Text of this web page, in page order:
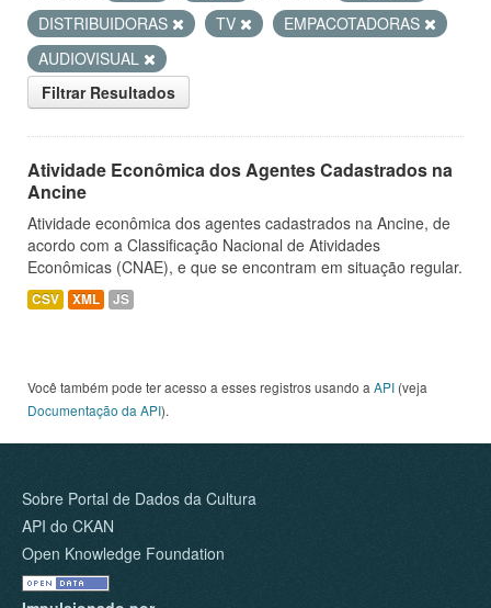
DISTRIBUIDORAS
TV
EMPACOTADORAS
AUDIOVISUAL
Filtrar Resultados
Atividade Econômica dos Agentes Cadastrados na
Ancine
Atividade econômica dos agentes cadastrados na Ancine, de
acordo com a Classificação Nacional de Atividades
Econômicas (CNAE), e que se encontram em situação regular.
CSV XML JS
Você também pode ter acesso a esses registros usando a API (veja
Documentação da API).
Sobre Portal de Dados da Cultura
API do CKAN
Open Knowledge Foundation